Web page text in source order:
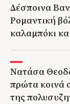
Δέσποινα
Ρομαντική
καλαμπόκι
Νατάσα
πρώτα κοινά
της